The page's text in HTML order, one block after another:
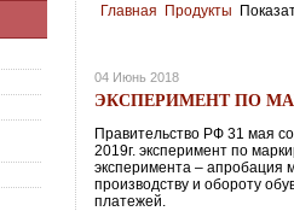
Главная Продукты
04 Июнь 2018
ЭКСПЕРИМЕНТ ПО
Правительство РФ 31 мая
2019г. эксперимент по
эксперимента – апробация
производству и обороту
платежей.